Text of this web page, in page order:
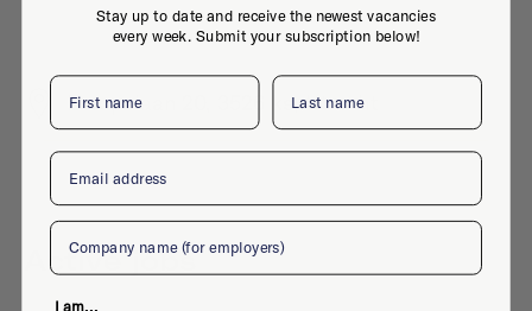
Europalaan 20, 3526 ks, Utrecht
Active jobs
Stay up to date and receive the newest vacancies
every week. Submit your subscription below!
First name Last name
Email
Company
I am...